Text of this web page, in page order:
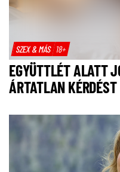
SZEX & MÁS 18+
EGYÜTTLÉT ALATT
ÁRTATLAN KÉRDÉST